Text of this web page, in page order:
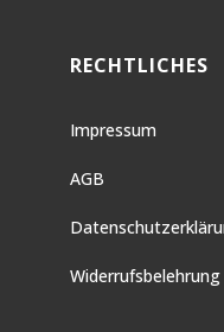
RECHTLICHES
Impressum
AGB
Widerrufsbelehrung